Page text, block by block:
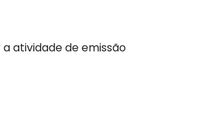
atividade de emissão